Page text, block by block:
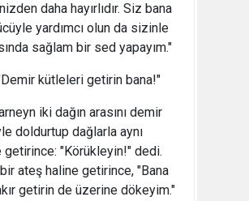
daha hayırlıdır. Siz bana
yardımcı olun da sizinle
sağlam bir sed yapayım."
kütleleri getirin bana!"
iki dağın arasını demir
doldurtup dağlarla aynı
"Körükleyin!" dedi.
ateş haline getirince, "Bana
getirin de üzerine dökeyim."